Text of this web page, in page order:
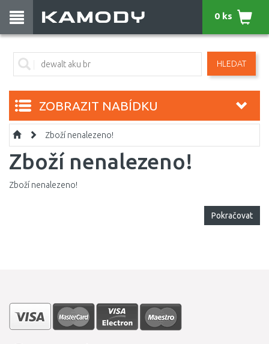
HLEDAT
0 ks
ZOBRAZIT NABÍDKU
Zboží nenalezeno!
Zboží nenalezeno!
Zboží nenalezeno!
Pokračovat